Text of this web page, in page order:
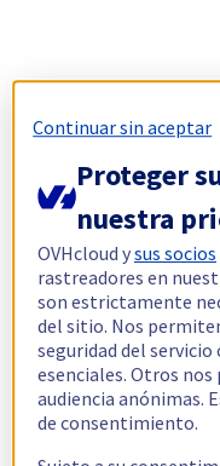
Continuar sin aceptar
Proteger
nuestra
OVHcloud ysus socios
rastreadores en
son estrictamente
del sitio. Nos
seguridad del
esenciales. Otros
audiencia anónimas.
de consentimiento.